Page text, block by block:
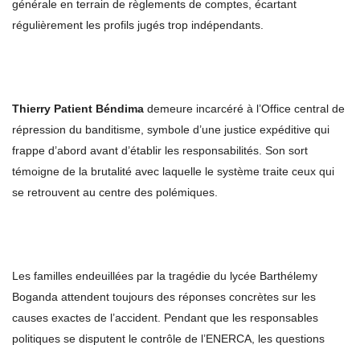
générale en terrain de règlements de comptes, écartant
régulièrement les profils jugés trop indépendants.
Thierry Patient Béndima demeure incarcéré à l’Office central de
répression du banditisme, symbole d’une justice expéditive qui
frappe d’abord avant d’établir les responsabilités. Son sort
témoigne de la brutalité avec laquelle le système traite ceux qui
se retrouvent au centre des polémiques.
Les familles endeuillées par la tragédie du lycée Barthélemy
Boganda attendent toujours des réponses concrètes sur les
causes exactes de l’accident. Pendant que les responsables
politiques se disputent le contrôle de l’ENERCA, les questions